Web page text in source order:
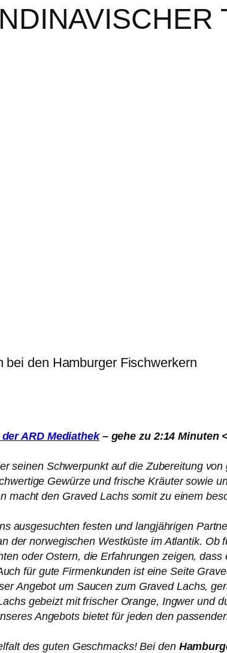
bei den Hamburger Fischwerkern
ARD Mediathek– gehe zu 2:14 Minuten
seinen Schwerpunkt auf die Zubereitung
Gewürze und frische Kräuter sowie
macht den Graved Lachs somit zu einem
ausgesuchten festen und langjährigen
der norwegischen Westküste im Atlantik. Ob
oder Ostern, die Erfahrungen zeigen,
für gute Firmenkunden ist eine Seite
Angebot um Saucen zum Graved Lachs,
gebeizt mit frischer Orange, Ingwer und
Angebots bietet für jeden den
des guten Geschmacks! Bei den